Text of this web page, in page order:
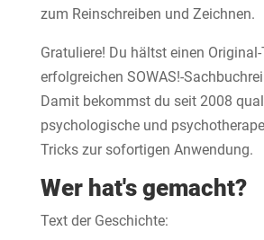
zum Reinschreiben und Zeichnen.
Gratuliere! Du hältst einen
erfolgreichen SOWAS!-
Damit bekommst du seit 2008
psychologische und
Tricks zur sofortigen Anwendung.
Wer hat's gemacht?
Text der Geschichte: